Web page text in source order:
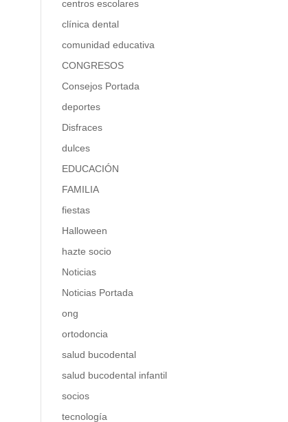
centros escolares
clínica dental
comunidad educativa
CONGRESOS
Consejos Portada
deportes
Disfraces
dulces
EDUCACIÓN
FAMILIA
fiestas
Halloween
hazte socio
Noticias
Noticias Portada
ong
ortodoncia
salud bucodental
salud bucodental infantil
socios
tecnología